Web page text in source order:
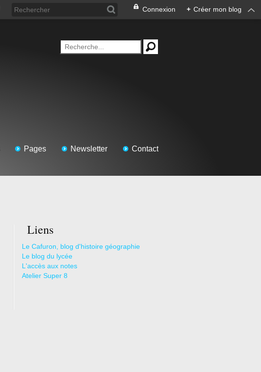
Connexion + Créer mon blog
Pages Newsletter Contact
Liens
Le Cafuron, blog d'histoire géographie
Le blog du lycée
L'accès aux notes
Atelier Super 8